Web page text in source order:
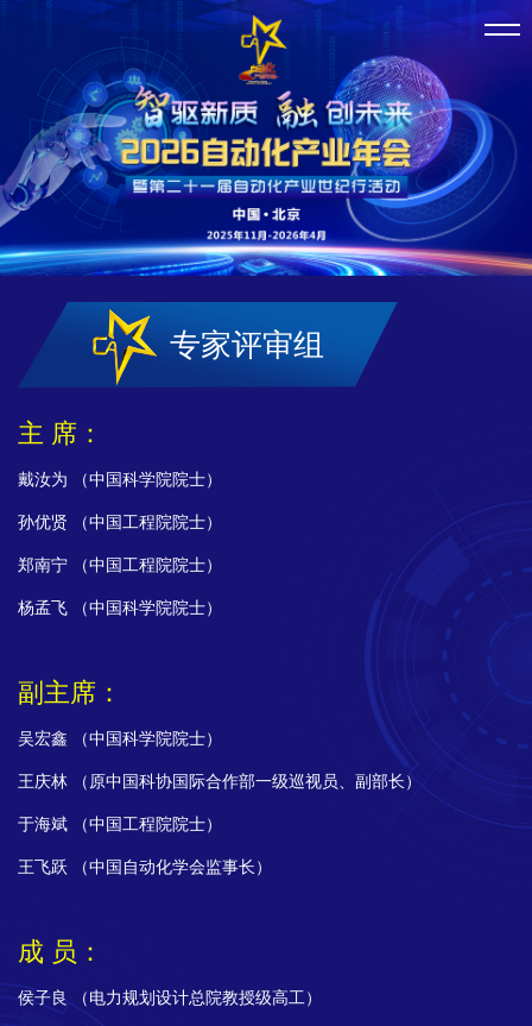
专家评审组
主 席：
戴汝为 （中国科学院院士）
孙优贤 （中国工程院院士）
郑南宁 （中国工程院院士）
杨孟飞 （中国科学院院士）
副主席：
吴宏鑫 （中国科学院院士）
王庆林 （原中国科协国际合作部一级巡视员、副部长）
于海斌 （中国工程院院士）
王飞跃 （中国自动化学会监事长）
成 员：
侯子良 （电力规划设计总院教授级高工）